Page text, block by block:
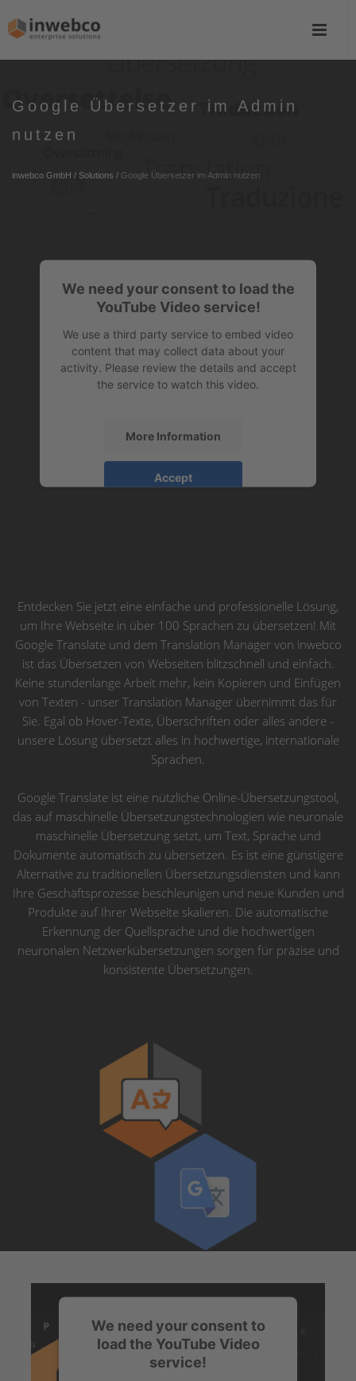
Google Übersetzer im Admin
nutzen
inwebco GmbH / Solutions / Google Übersetzer im Admin nutzen
We need your consent to load the
YouTube Video service!
We use a third party service to embed video
content that may collect data about your
activity. Please review the details and accept
the service to watch this video.
More Information
Accept
Entdecken Sie jetzt eine einfache und professionelle Lösung,
um Ihre Webseite in über 100 Sprachen zu übersetzen! Mit
Google Translate und dem Translation Manager von inwebco
ist das Übersetzen von Webseiten blitzschnell und einfach.
Keine stundenlange Arbeit mehr, kein Kopieren und Einfügen
von Texten - unser Translation Manager übernimmt das für
Sie. Egal ob Hover-Texte, Überschriften oder alles andere -
unsere Lösung übersetzt alles in hochwertige, internationale
Sprachen.
Google Translate ist eine nützliche Online-Übersetzungstool,
das auf maschinelle Übersetzungstechnologien wie neuronale
maschinelle Übersetzung setzt, um Text, Sprache und
Dokumente automatisch zu übersetzen. Es ist eine günstigere
Alternative zu traditionellen Übersetzungsdiensten und kann
Ihre Geschäftsprozesse beschleunigen und neue Kunden und
Produkte auf Ihrer Webseite skalieren. Die automatische
Erkennung der Quellsprache und die hochwertigen
neuronalen Netzwerkübersetzungen sorgen für präzise und
konsistente Übersetzungen.
We need your consent to
load the YouTube Video
service!